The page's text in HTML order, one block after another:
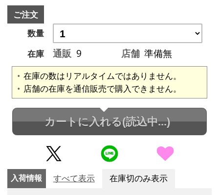
ご注文
数量
在庫
通販 9 店舗 準備無
在庫の数はリアルタイムではありません。
店舗の在庫を通信販売で購入できません。
カートに入れる(読込中...)
入荷情報 すべて表示 在庫切のみ表示